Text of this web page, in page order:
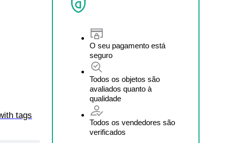
O seu pagamento está
seguro
Todos os objetos são
avaliados quanto à
qualidade
Todos os vendedores são
verificados
tags